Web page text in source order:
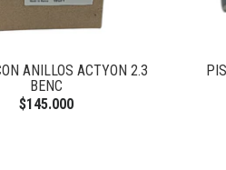
ANILLOS ACTYON 2.3
BENC
$145.000